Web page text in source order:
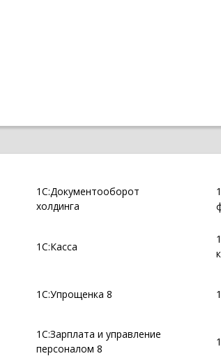
1С:Документооборот
холдинга
1С:Касса
1С:Упрощенка 8
1С:Зарплата и управление
персоналом 8